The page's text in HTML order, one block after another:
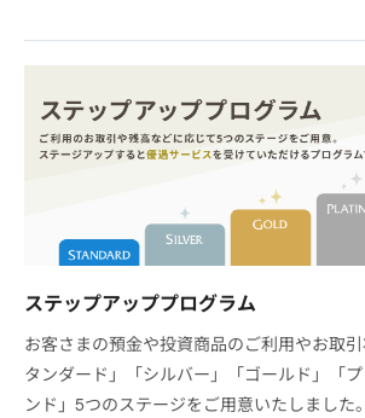
ステップアッププログラム
お客さまの預金や投資商品のご利用やお取
タンダード」「シルバー」「ゴールド」「
ンド」5つのステージをご用意いたしました